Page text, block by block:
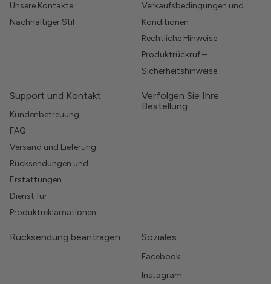
Unsere Kontakte
Nachhaltiger Stil
Verkaufsbedingungen und
Konditionen
Rechtliche Hinweise
Produktrückruf –
Sicherheitshinweise
Support und Kontakt
Kundenbetreuung
FAQ
Versand und Lieferung
Rücksendungen und
Erstattungen
Dienst für
Produktreklamationen
Verfolgen Sie Ihre
Bestellung
Rücksendung beantragen Soziales
Facebook
Instagram